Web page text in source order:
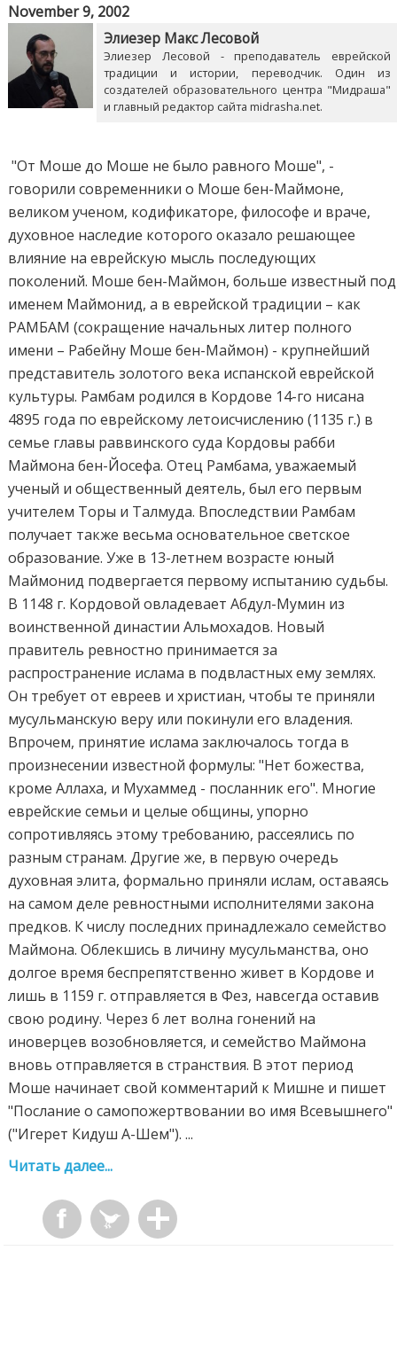
November 9, 2002
Элиезер Макс Лесовой
Элиезер Лесовой - преподаватель еврейской
традиции и истории, переводчик. Один из
создателей образовательного центра "Мидраша"
и главный редактор сайта midrasha.net.
"От Моше до Моше не было равного Моше", -
говорили современники о Моше бен-Маймоне,
великом ученом, кодификаторе, философе и враче,
духовное наследие которого оказало решающее
влияние на еврейскую мысль последующих
поколений. Моше бен-Маймон, больше известный под
именем Маймонид, а в еврейской традиции – как
РАМБАМ (сокращение начальных литер полного
имени – Рабейну Моше бен-Маймон) - крупнейший
представитель золотого века испанской еврейской
культуры. Рамбам родился в Кордове 14-го нисана
4895 года по еврейскому летоисчислению (1135 г.) в
семье главы раввинского суда Кордовы рабби
Маймона бен-Йосефа. Отец Рамбама, уважаемый
ученый и общественный деятель, был его первым
учителем Торы и Талмуда. Впоследствии Рамбам
получает также весьма основательное светское
образование. Уже в 13-летнем возрасте юный
Маймонид подвергается первому испытанию судьбы.
В 1148 г. Кордовой овладевает Абдул-Мумин из
воинственной династии Альмохадов. Новый
правитель ревностно принимается за
распространение ислама в подвластных ему землях.
Он требует от евреев и христиан, чтобы те приняли
мусульманскую веру или покинули его владения.
Впрочем, принятие ислама заключалось тогда в
произнесении известной формулы: "Нет божества,
кроме Аллаха, и Мухаммед - посланник его". Многие
еврейские семьи и целые общины, упорно
сопротивляясь этому требованию, рассеялись по
разным странам. Другие же, в первую очередь
духовная элита, формально приняли ислам, оставаясь
на самом деле ревностными исполнителями закона
предков. К числу последних принадлежало семейство
Маймона. Облекшись в личину мусульманства, оно
долгое время беспрепятственно живет в Кордове и
лишь в 1159 г. отправляется в Фез, навсегда оставив
свою родину. Через 6 лет волна гонений на
иноверцев возобновляется, и семейство Маймона
вновь отправляется в странствия. В этот период
Моше начинает свой комментарий к Мишне и пишет
"Послание о самопожертвовании во имя Всевышнего"
("Игерет Кидуш А-Шем"). ...
Читать далее...